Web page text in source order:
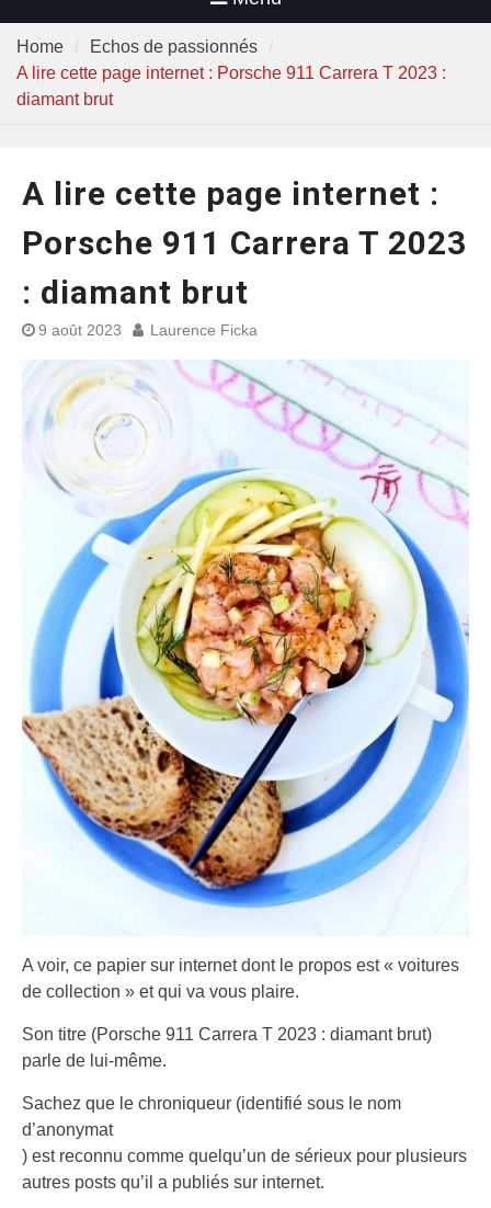
Home
Echos de passionnés
A lire cette page internet : Porsche 911 Carrera T 2023 :
diamant brut
A lire cette page internet :
Porsche 911 Carrera T 2023
: diamant brut
9 août 2023 Laurence Ficka
A voir, ce papier sur internet dont le propos est « voitures
de collection » et qui va vous plaire.
Son titre (Porsche 911 Carrera T 2023 : diamant brut)
parle de lui-même.
Sachez que le chroniqueur (identifié sous le nom
d’anonymat
) est reconnu comme quelqu’un de sérieux pour plusieurs
autres posts qu’il a publiés sur internet.